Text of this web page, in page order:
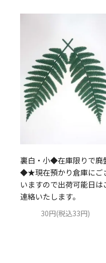
裏白・小◆在庫限りで廃
◆★現在預かり倉庫にご
いますので出荷可能日は
連絡いたします。
30円(税込33円)